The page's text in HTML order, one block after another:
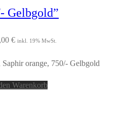
Gelbgold”
€ inkl. 19% MwSt.
Saphir orange, 750/- Gelbgold
Warenkorb